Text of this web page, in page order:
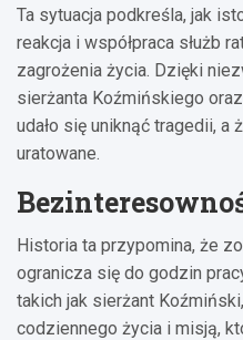
Ta sytuacja podkreśla, jak
reakcja i współpraca służb
zagrożenia życia. Dzięki
sierżanta Koźmińskiego
udało się uniknąć tragedii, a
uratowane.
Historia ta przypomina, że
ogranicza się do godzin
takich jak sierżant
codziennego życia i misją,